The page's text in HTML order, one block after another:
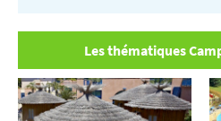
Les thématiques